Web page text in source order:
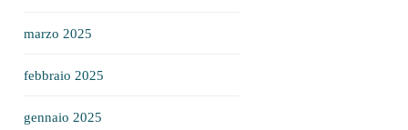
marzo 2025
febbraio 2025
gennaio 2025